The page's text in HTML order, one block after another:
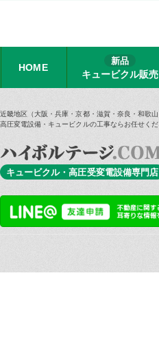
HOME
新品
キュービクル販売
近畿地区（大阪・兵庫・京都・滋賀・奈良・和歌
高圧変電設備・キュービクルの工事ならお任せくだ
キュービクル・高圧受変電設備専門店